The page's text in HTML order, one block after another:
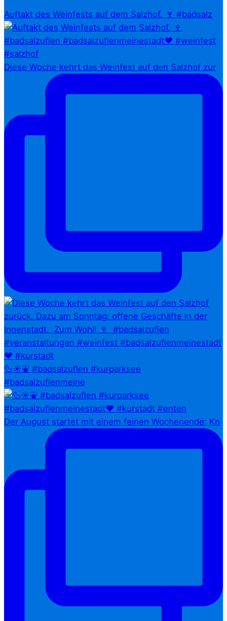
Auftakt des Weinfests auf dem Salzhof. 🍷 #badsalz
Diese Woche kehrt das Weinfest auf den Salzhof zur
🦆☀️⛲ #badsalzuflen #kurparksee
#badsalzuflenmeine
Der August startet mit einem feinen Wochenende: Kn